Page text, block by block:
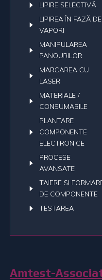
LIPIRE SELECTIVĂ
LIPIREA ÎN FAZĂ DE
VAPORI
MANIPULAREA
PANOURILOR
MARCAREA CU
LASER
MATERIALE /
CONSUMABILE
PLANTARE
COMPONENTE
ELECTRONICE
PROCESE
AVANSATE
TAIERE SI
DE COMPONENTE
TESTAREA
Amtest-